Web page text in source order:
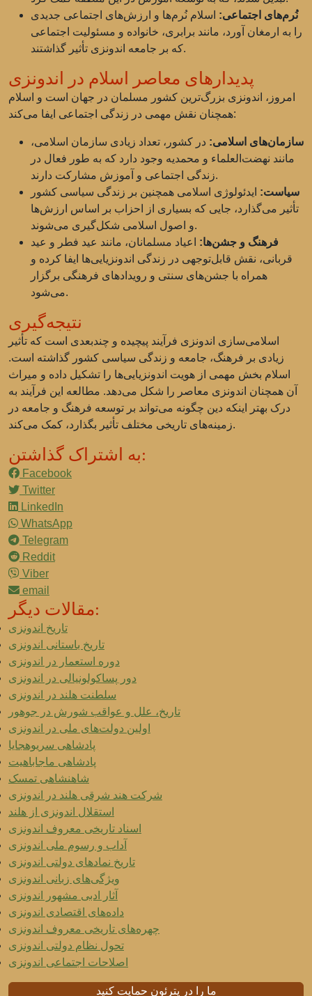
نُرم‌های اجتماعی: اسلام نُرم‌ها و ارزش‌های اجتماعی جدیدی
را به ارمغان آورد، مانند برابری، خانواده و مسئولیت اجتماعی
که بر جامعه اندونزی تأثیر گذاشتند.
پدیدارهای معاصر اسلام در اندونزی
امروز، اندونزی بزرگ‌ترین کشور مسلمان در جهان است و اسلام
همچنان نقش مهمی در زندگی اجتماعی ایفا می‌کند:
سازمان‌های اسلامی: در کشور، تعداد زیادی سازمان اسلامی،
مانند نهضت‌العلماء و محمدیه وجود دارد که به طور فعال در
زندگی اجتماعی و آموزش مشارکت دارند.
سیاست: ایدئولوژی اسلامی همچنین بر زندگی سیاسی کشور
تأثیر می‌گذارد، جایی که بسیاری از احزاب بر اساس ارزش‌ها
و اصول اسلامی شکل‌گیری می‌شوند.
فرهنگ و جشن‌ها: اعیاد مسلمانان، مانند عید فطر و عید
قربانی، نقش قابل‌توجهی در زندگی اندونزیایی‌ها ایفا کرده و
همراه با جشن‌های سنتی و رویدادهای فرهنگی برگزار
می‌شود.
نتیجه‌گیری
اسلامی‌سازی اندونزی فرآیند پیچیده و چندبعدی است که تأثیر
زیادی بر فرهنگ، جامعه و زندگی سیاسی کشور گذاشته است.
اسلام بخش مهمی از هویت اندونزیایی‌ها را تشکیل داده و میراث
آن همچنان اندونزی معاصر را شکل می‌دهد. مطالعه این فرآیند به
درک بهتر اینکه دین چگونه می‌تواند بر توسعه فرهنگ و جامعه در
زمینه‌های تاریخی مختلف تأثیر بگذارد، کمک می‌کند.
به اشتراک گذاشتن:
Facebook
Twitter
LinkedIn
WhatsApp
Telegram
Reddit
Viber
email
مقالات دیگر:
تاریخ اندونزی
تاریخ باستانی اندونزی
دوره استعمار در اندونزی
دور پساکولونیالی در اندونزی
سلطنت هلند در اندونزی
تاریخ، علل و عواقب شورش در جوهور
اولین دولت‌های ملی در اندونزی
پادشاهی سریوهجایا
پادشاهی ماجاباهیت
شاهنشاهی تمسک
شرکت هند شرقی هلند در اندونزی
استقلال اندونزی از هلند
اسناد تاریخی معروف اندونزی
آداب و رسوم ملی اندونزی
تاریخ نمادهای دولتی اندونزی
ویژگی‌های زبانی اندونزی
آثار ادبی مشهور اندونزی
داده‌های اقتصادی اندونزی
چهره‌های تاریخی معروف اندونزی
تحول نظام دولتی اندونزی
اصلاحات اجتماعی اندونزی
ما را در پترئون حمایت کنید